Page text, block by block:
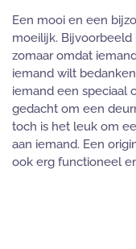
Een mooi en een
moeilijk. Bijvoorbeeld
zomaar omdat
iemand wilt
iemand een speciaal
gedacht om een
toch is het leuk om
aan iemand. Een
ook erg functioneel